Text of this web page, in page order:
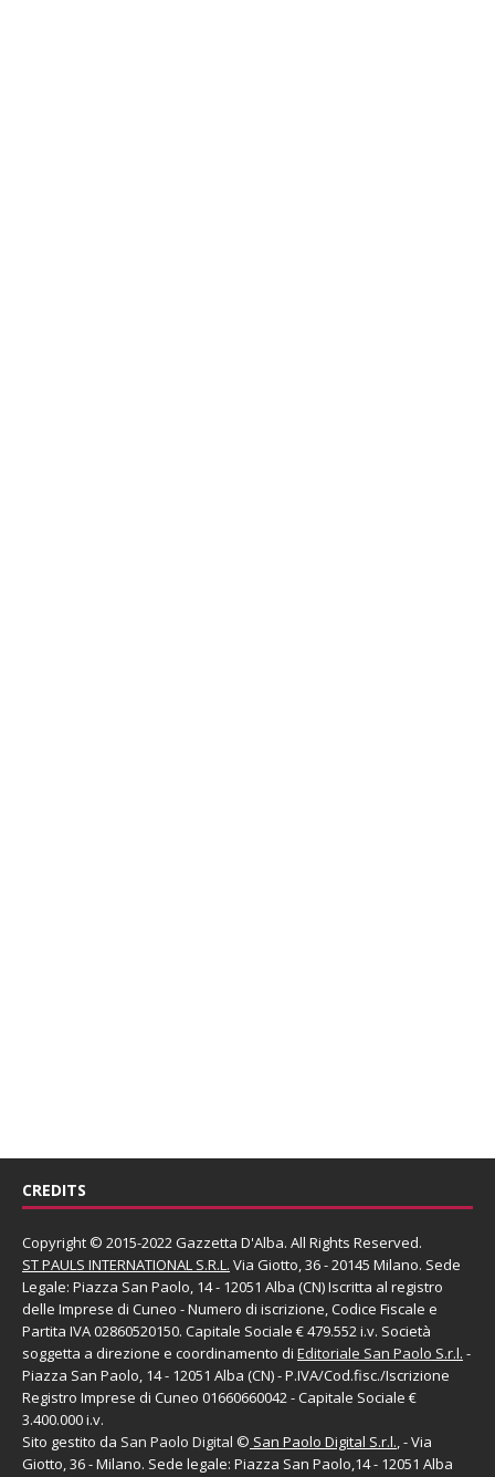
CREDITS
Copyright © 2015-2022 Gazzetta D'Alba. All Rights Reserved.
ST PAULS INTERNATIONAL S.R.L. Via Giotto, 36 - 20145 Milano. Sede
Legale: Piazza San Paolo, 14 - 12051 Alba (CN) Iscritta al registro
delle Imprese di Cuneo - Numero di iscrizione, Codice Fiscale e
Partita IVA 02860520150. Capitale Sociale € 479.552 i.v. Società
soggetta a direzione e coordinamento di Editoriale San Paolo S.r.l. -
Piazza San Paolo, 14 - 12051 Alba (CN) - P.IVA/Cod.fisc./Iscrizione
Registro Imprese di Cuneo 01660660042 - Capitale Sociale €
3.400.000 i.v.
Sito gestito da San Paolo Digital © San Paolo Digital S.r.l., - Via
Giotto, 36 - Milano. Sede legale: Piazza San Paolo,14 - 12051 Alba